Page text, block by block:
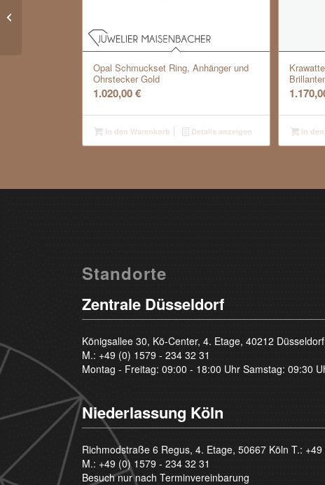
Opal Schmuckset Ring, Anhänger und
Ohrstecker Gold
1.020,00€
In den Warenkorb Details anzeigen In
Standorte
Zentrale Düsseldorf
Königsallee 30, Kö-Center, 4. Etage, 40212
M.: +49 (0) 1579 - 234 32 31
Montag - Freitag: 09:00 - 18:00 Uhr Samstag: 09:30
Niederlassung Köln
Richmodstraße 6 Regus, 4. Etage, 50667 Köln T.:
M.: +49 (0) 1579 - 234 32 31
Besuch nur nach Terminvereinbarung